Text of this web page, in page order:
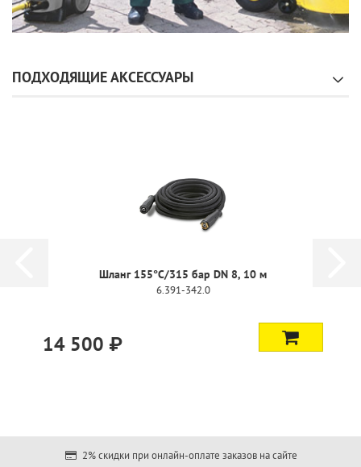
ПОДХОДЯЩИЕ АКСЕССУАРЫ
Шланг 155°C/315 бар DN 8, 10 м
6.391-342.0
14 500 ₽
2% скидки при онлайн-оплате заказов на сайте